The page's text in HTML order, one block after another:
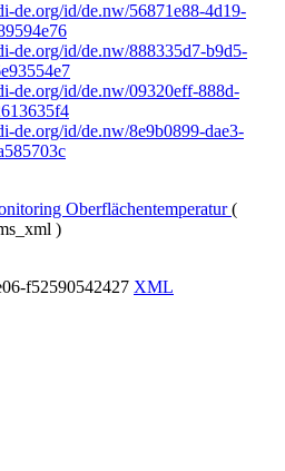
de.org/id/de.nw/56871e88-4d19-
de.org/id/de.nw/888335d7-b9d5-
de.org/id/de.nw/09320eff-888d-
de.org/id/de.nw/8e9b0899-dae3-
Oberflächentemperatur(
)
f52590542427 XML